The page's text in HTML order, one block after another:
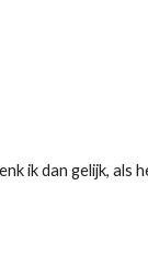
ik dan gelijk, als